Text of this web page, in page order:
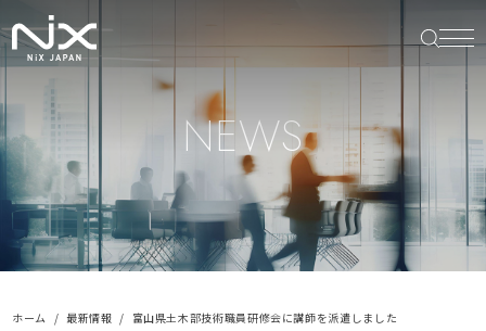
NEWS
ホーム 最新情報 富山県土木部技術職員研修会に講師を派遣しました